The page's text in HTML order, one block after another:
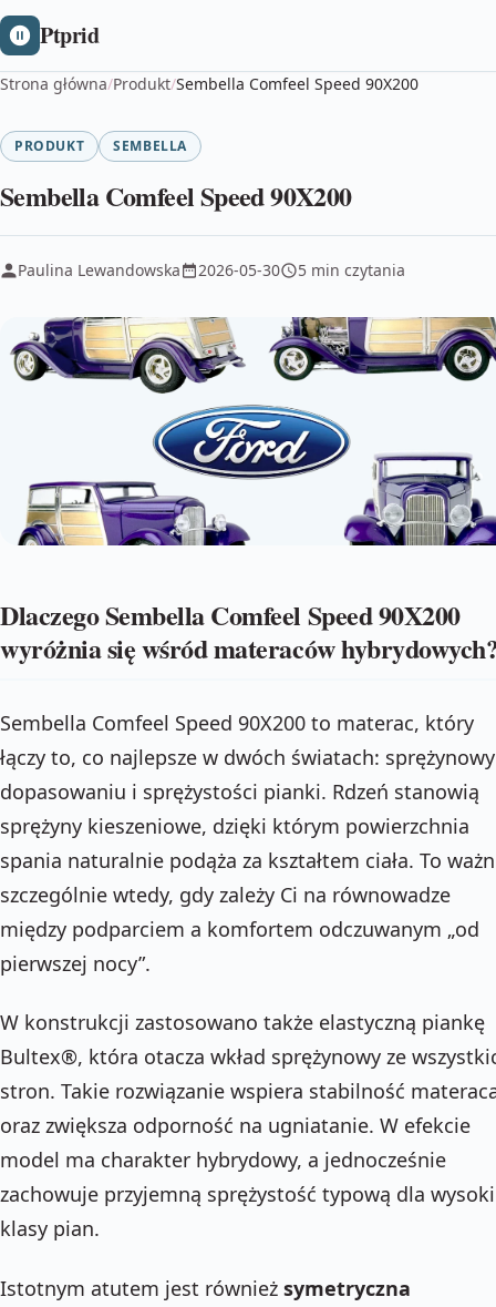
Ptprid
Strona główna/Produkt/Sembella Comfeel Speed 90X200
PRODUKT SEMBELLA
Sembella Comfeel Speed 90X200
Paulina Lewandowska 2026-05-30 5 min czytania
Dlaczego Sembella Comfeel Speed 90X200
wyróżnia się wśród materaców
Sembella Comfeel Speed 90X200 to materac, który
łączy to, co najlepsze w dwóch światach:
dopasowaniu i sprężystości pianki. Rdzeń stanowią
sprężyny kieszeniowe, dzięki którym powierzchnia
spania naturalnie podąża za kształtem ciała. To
szczególnie wtedy, gdy zależy Ci na równowadze
między podparciem a komfortem odczuwanym „od
pierwszej nocy”.
W konstrukcji zastosowano także elastyczną piankę
Bultex®, która otacza wkład sprężynowy ze
stron. Takie rozwiązanie wspiera stabilność
oraz zwiększa odporność na ugniatanie. W efekcie
model ma charakter hybrydowy, a jednocześnie
zachowuje przyjemną sprężystość typową dla
klasy pian.
Istotnym atutem jest również symetryczna